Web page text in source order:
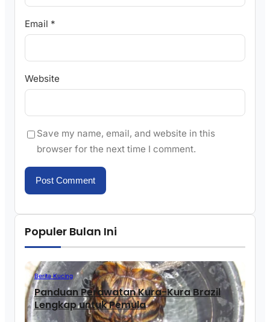
Email *
Website
Save my name, email, and website in this
browser for the next time I comment.
Populer Bulan Ini
Berita Kucing
Panduan Perawatan Kura-Kura Brazil
Lengkap untuk Pemula